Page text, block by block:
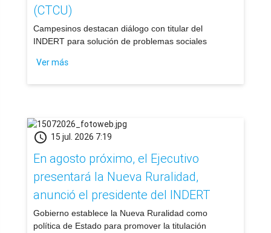
(CTCU)
​Campesinos destacan diálogo con titular del
INDERT para solución de problemas sociales
Ver más
schedule 15 jul. 2026 7:19
En agosto próximo, el Ejecutivo
presentará la Nueva Ruralidad,
anunció el presidente del INDERT
​Gobierno establece la Nueva Ruralidad como
política de Estado para promover la titulación